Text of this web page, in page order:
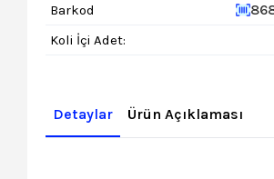
Barkod
Koli İçi Adet:
Detaylar Ürün Açıklaması